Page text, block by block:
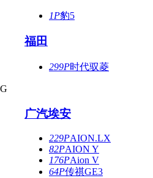
1P豹5
福田
299P时代驭菱
G
广汽埃安
229PAION.LX
82PAION Y
176PAion V
64P传祺GE3